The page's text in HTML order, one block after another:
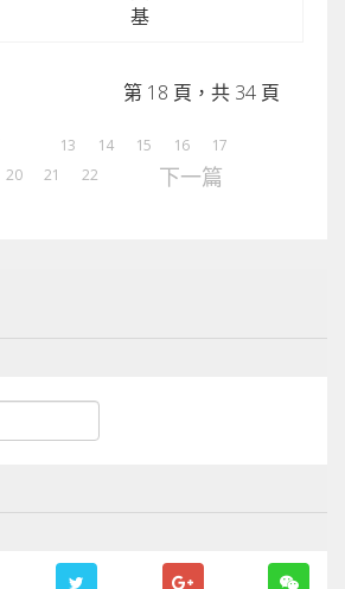
基
第 18 頁，共 34 頁
13 14 15 16
17
20 21 22 下一篇